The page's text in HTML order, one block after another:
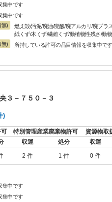
集中です
集中です
無)
燃え殻/汚泥/廃油/廃酸/廃アルカリ/廃プラ
紙くず/木くず/繊維くず/動植物性残さ/動
無) 所持している許可の品目情報を収集中です
３－７５０－３
)
特別管理産業廃棄物許可
資源物取
収運 処分 収運
2 件 1 件 0 件
集中です
集中です